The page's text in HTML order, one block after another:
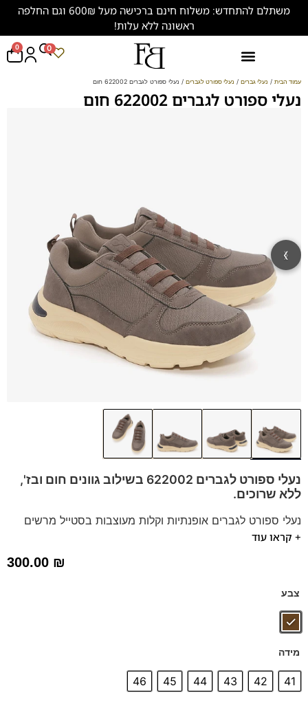
משתלם להתחדש: משלוח חינם ברכישה מעל 600₪ וגם החלפה
ראשונה ללא עלות!
0 0
נעלי ספורט לגברים 622002 בשילוב גוונים חום ובז',
ללא שרוכים.
נעלי ספורט לגברים אופנתיות וקלות מעוצבות בסטייל מרשים
המשלב צבעים ונוחות.
+ קראו עוד
300.00 ₪
צבע
מידה
41
42
43
44
45
46
עמוד הבית / נעלי גברים / נעלי ספורט לגברים / נעלי ספורט לגברים 622002 חום
נעלי ספורט לגברים 622002 חום
‹
›